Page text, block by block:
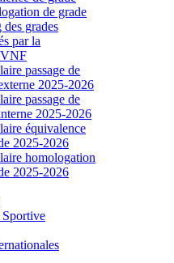
de grade
grades
par la
passage de
2025-2026
passage de
2025-2026
équivalence
2025-2026
homologation
2025-2026